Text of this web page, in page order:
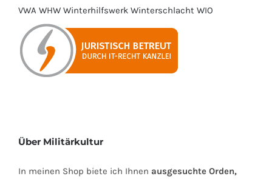
VWA WHW Winterhilfswerk Winterschlacht WIO
Über Militärkultur
In meinen Shop biete ich Ihnen ausgesuchte Orden,